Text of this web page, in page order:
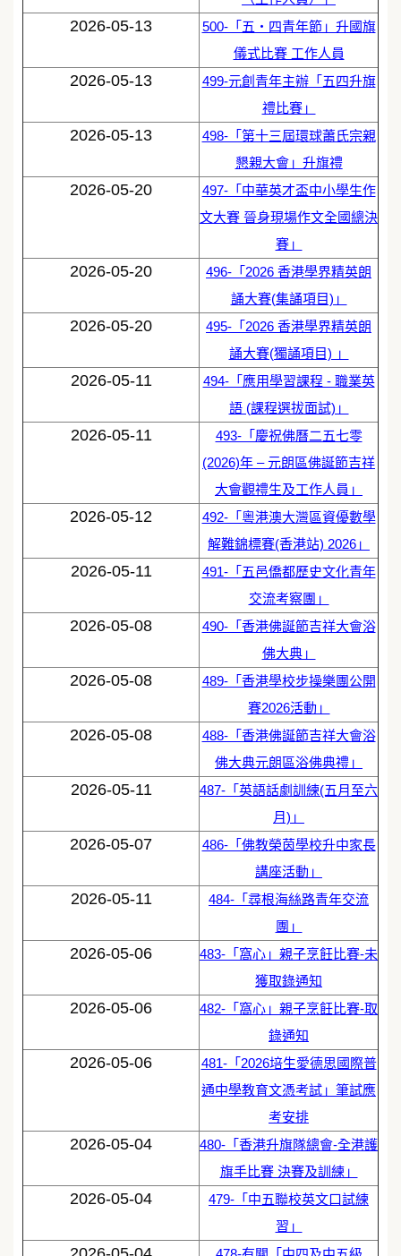
2026-05-13
500-「五‧四青年節」升國旗
儀式比賽 工作人員
2026-05-13
499-元創青年主辦「五四升旗
禮比賽」
2026-05-13
498-「第十三屆環球蕭氏宗親
懇親大會」升旗禮
2026-05-20
497-「中華英才盃中小學生作
文大賽 晉身現場作文全國總決
賽」
2026-05-20
496-「2026 香港學界精英朗
誦大賽(集誦項目)」
2026-05-20
495-「2026 香港學界精英朗
誦大賽(獨誦項目) 」
2026-05-11
494-「應用學習課程 - 職業英
語 (課程選拔面試)」
2026-05-11
493-「慶祝佛曆二五七零
(2026)年 – 元朗區佛誕節吉祥
大會觀禮生及工作人員」
2026-05-12
492-「粵港澳大灣區資優數學
解難錦標賽(香港站) 2026」
2026-05-11
491-「五邑僑都歷史文化青年
交流考察團」
2026-05-08
490-「香港佛誕節吉祥大會浴
佛大典」
2026-05-08
489-「香港學校步操樂團公開
賽2026活動」
2026-05-08
488-「香港佛誕節吉祥大會浴
佛大典元朗區浴佛典禮」
2026-05-11
487-「英語話劇訓練(五月至六
月)」
2026-05-07
486-「佛教榮茵學校升中家長
講座活動」
2026-05-11
484-「尋根海絲路青年交流
團」
2026-05-06
483-「窩心」親子烹飪比賽-未
獲取錄通知
2026-05-06
482-「窩心」親子烹飪比賽-取
錄通知
2026-05-06
481-「2026培生愛德思國際普
通中學教育文憑考試」筆試應
考安排
2026-05-04
480-「香港升旗隊總會-全港護
旗手比賽 決賽及訓練」
2026-05-04
479-「中五聯校英文口試練
習」